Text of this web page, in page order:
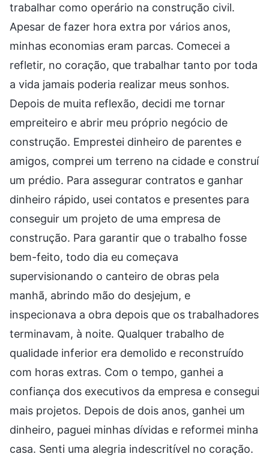
trabalhar como operário na construção civil.
Apesar de fazer hora extra por vários anos,
minhas economias eram parcas. Comecei a
refletir, no coração, que trabalhar tanto por toda
a vida jamais poderia realizar meus sonhos.
Depois de muita reflexão, decidi me tornar
empreiteiro e abrir meu próprio negócio de
construção. Emprestei dinheiro de parentes e
amigos, comprei um terreno na cidade e construí
um prédio. Para assegurar contratos e ganhar
dinheiro rápido, usei contatos e presentes para
conseguir um projeto de uma empresa de
construção. Para garantir que o trabalho fosse
bem-feito, todo dia eu começava
supervisionando o canteiro de obras pela
manhã, abrindo mão do desjejum, e
inspecionava a obra depois que os trabalhadores
terminavam, à noite. Qualquer trabalho de
qualidade inferior era demolido e reconstruído
com horas extras. Com o tempo, ganhei a
confiança dos executivos da empresa e consegui
mais projetos. Depois de dois anos, ganhei um
dinheiro, paguei minhas dívidas e reformei minha
casa. Senti uma alegria indescritível no coração.